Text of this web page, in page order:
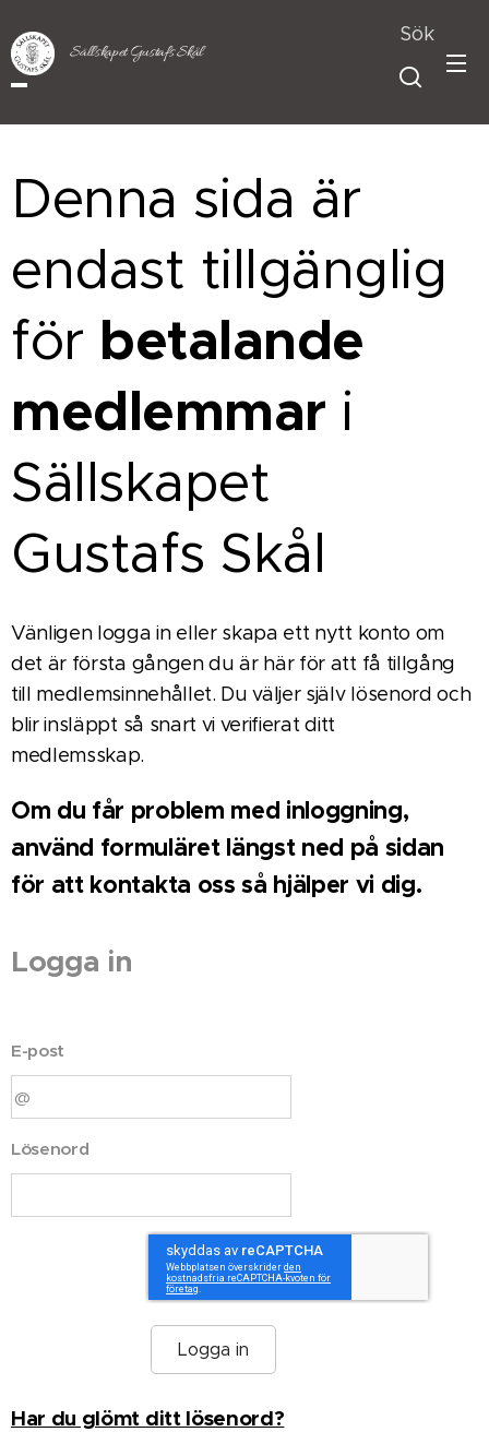
Sällskapet Gustafs Skål
Sök
Denna sida är
endast tillgänglig
för betalande
medlemmar i
Sällskapet
Gustafs Skål
Vänligen logga in eller skapa ett nytt konto om
det är första gången du är här för att få tillgång
till medlemsinnehållet. Du väljer själv lösenord och
blir insläppt så snart vi verifierat ditt
medlemsskap.
Om du får problem med inloggning,
använd formuläret längst ned på sidan
för att kontakta oss så hjälper vi dig.
Logga in
E-post
Lösenord
Logga in
Har du glömt ditt lösenord?